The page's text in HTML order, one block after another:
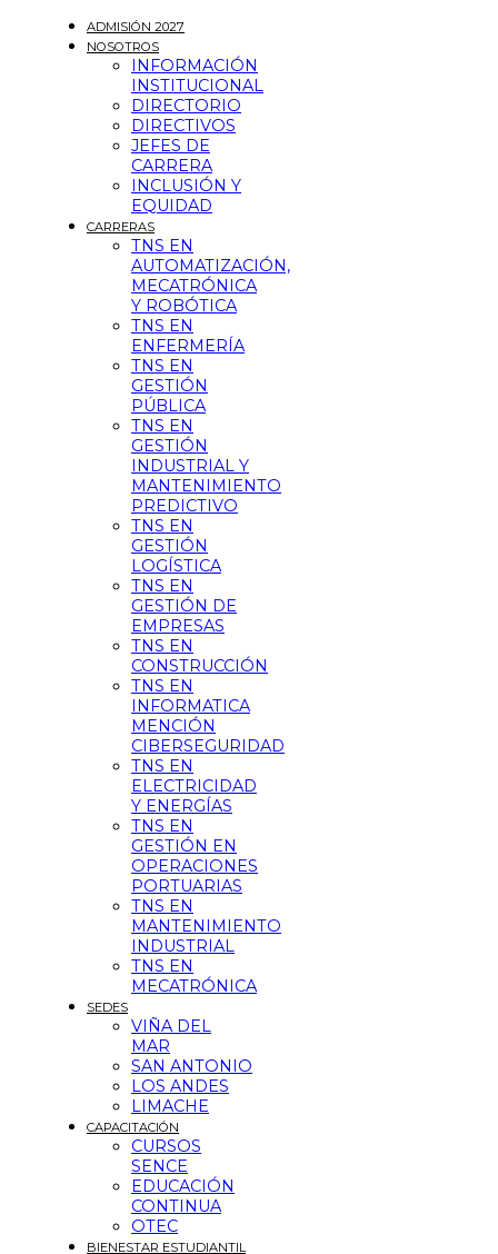
ADMISIÓN 2027
NOSOTROS
INFORMACIÓN
INSTITUCIONAL
DIRECTORIO
DIRECTIVOS
JEFES DE
CARRERA
INCLUSIÓN Y
EQUIDAD
CARRERAS
TNS EN
AUTOMATIZACIÓN,
MECATRÓNICA
Y ROBÓTICA
TNS EN
ENFERMERÍA
TNS EN
GESTIÓN
PÚBLICA
TNS EN
GESTIÓN
INDUSTRIAL Y
MANTENIMIENTO
PREDICTIVO
TNS EN
GESTIÓN
LOGÍSTICA
TNS EN
GESTIÓN DE
EMPRESAS
TNS EN
CONSTRUCCIÓN
TNS EN
INFORMATICA
MENCIÓN
CIBERSEGURIDAD
TNS EN
ELECTRICIDAD
Y ENERGÍAS
TNS EN
GESTIÓN EN
OPERACIONES
PORTUARIAS
TNS EN
MANTENIMIENTO
INDUSTRIAL
TNS EN
MECATRÓNICA
SEDES
VIÑA DEL
MAR
SAN ANTONIO
LOS ANDES
LIMACHE
CAPACITACIÓN
CURSOS
SENCE
EDUCACIÓN
CONTINUA
OTEC
BIENESTAR ESTUDIANTIL